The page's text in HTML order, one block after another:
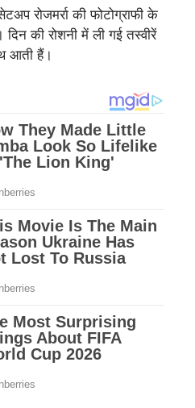
रोजमर्रा की फोटोग्राफी के
की रोशनी में ली गई तस्वीरें
आती हैं।